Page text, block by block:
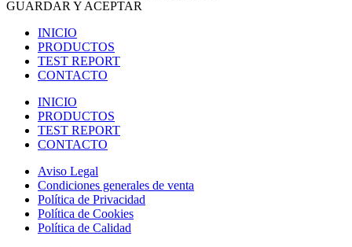
GUARDAR Y ACEPTAR
INICIO
PRODUCTOS
TEST REPORT
CONTACTO
INICIO
PRODUCTOS
TEST REPORT
CONTACTO
Aviso Legal
Condiciones generales de venta
Política de Privacidad
Política de Cookies
Política de Calidad